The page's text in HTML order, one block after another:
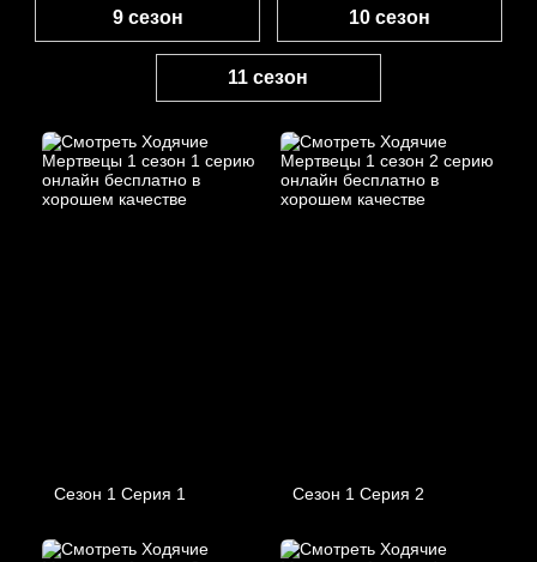
9 сезон 10 сезон
11 сезон
Сезон 1 Серия 1 Сезон 1 Серия 2